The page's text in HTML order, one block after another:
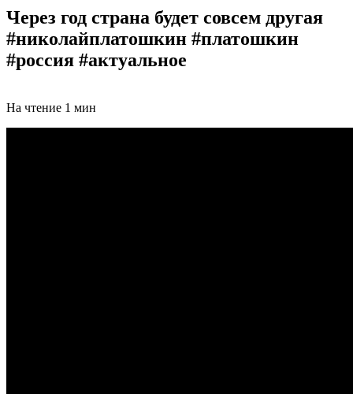
Через год страна будет совсем другая
#николайплатошкин #платошкин
#россия #актуальное
На чтение 1 мин